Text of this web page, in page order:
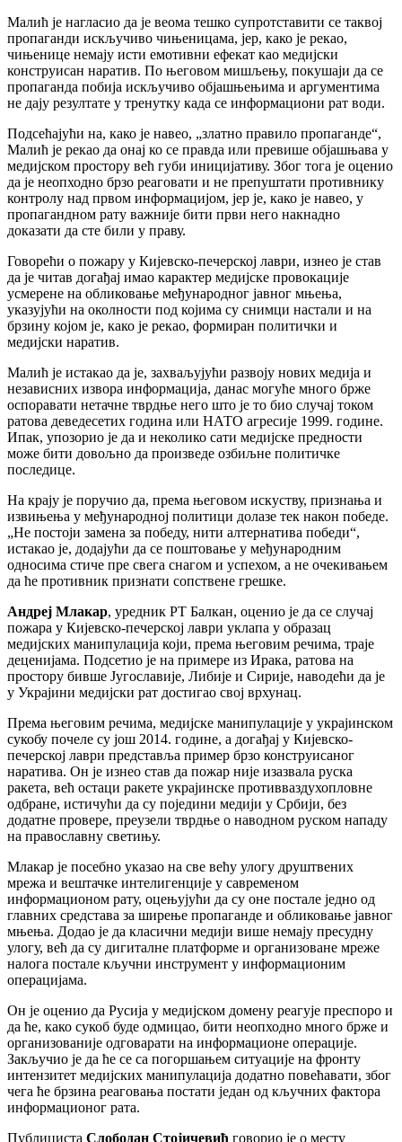
Малић је нагласио да је веома тешко супротставити се таквој
пропаганди искључиво чињеницама, јер, како је рекао,
чињенице немају исти емотивни ефекат као медијски
конструисан наратив. По његовом мишљењу, покушаји да се
пропаганда побија искључиво објашњењима и аргументима
не дају резултате у тренутку када се информациони рат води.
Подсећајући на, како је навео, „златно правило пропаганде“,
Малић је рекао да онај ко се правда или превише објашњава у
медијском простору већ губи иницијативу. Због тога је оценио
да је неопходно брзо реаговати и не препуштати противнику
контролу над првом информацијом, јер је, како је навео, у
пропагандном рату важније бити први него накнадно
доказати да сте били у праву.
Говорећи о пожару у Кијевско-печерској лаври, изнео је став
да је читав догађај имао карактер медијске провокације
усмерене на обликовање међународног јавног мњења,
указујући на околности под којима су снимци настали и на
брзину којом је, како је рекао, формиран политички и
медијски наратив.
Малић је истакао да је, захваљујући развоју нових медија и
независних извора информација, данас могуће много брже
оспоравати нетачне тврдње него што је то био случај током
ратова деведесетих година или НАТО агресије 1999. године.
Ипак, упозорио је да и неколико сати медијске предности
може бити довољно да произведе озбиљне политичке
последице.
На крају је поручио да, према његовом искуству, признања и
извињења у међународној политици долазе тек након победе.
„Не постоји замена за победу, нити алтернатива победи“,
истакао је, додајући да се поштовање у међународним
односима стиче пре свега снагом и успехом, а не очекивањем
да ће противник признати сопствене грешке.
Андреј Млакар, уредник РТ Балкан, оценио је да се случај
пожара у Кијевско-печерској лаври уклапа у образац
медијских манипулација који, према његовим речима, траје
деценијама. Подсетио је на примере из Ирака, ратова на
простору бивше Југославије, Либије и Сирије, наводећи да је
у Украјини медијски рат достигао свој врхунац.
Према његовим речима, медијске манипулације у украјинском
сукобу почеле су још 2014. године, а догађај у Кијевско-
печерској лаври представља пример брзо конструисаног
наратива. Он је изнео став да пожар није изазвала руска
ракета, већ остаци ракете украјинске противваздухопловне
одбране, истичући да су поједини медији у Србији, без
додатне провере, преузели тврдње о наводном руском нападу
на православну светињу.
Млакар је посебно указао на све већу улогу друштвених
мрежа и вештачке интелигенције у савременом
информационом рату, оцењујући да су оне постале једно од
главних средстава за ширење пропаганде и обликовање јавног
мњења. Додао је да класични медији више немају пресудну
улогу, већ да су дигиталне платформе и организоване мреже
налога постале кључни инструмент у информационим
операцијама.
Он је оценио да Русија у медијском домену реагује преспоро и
да ће, како сукоб буде одмицао, бити неопходно много брже и
организованије одговарати на информационе операције.
Закључио је да ће се са погоршањем ситуације на фронту
интензитет медијских манипулација додатно повећавати, због
чега ће брзина реаговања постати један од кључних фактора
информационог рата.
Публициста Слободан Стојичевић говорио је о месту